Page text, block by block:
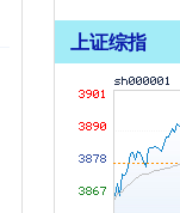
上证综指